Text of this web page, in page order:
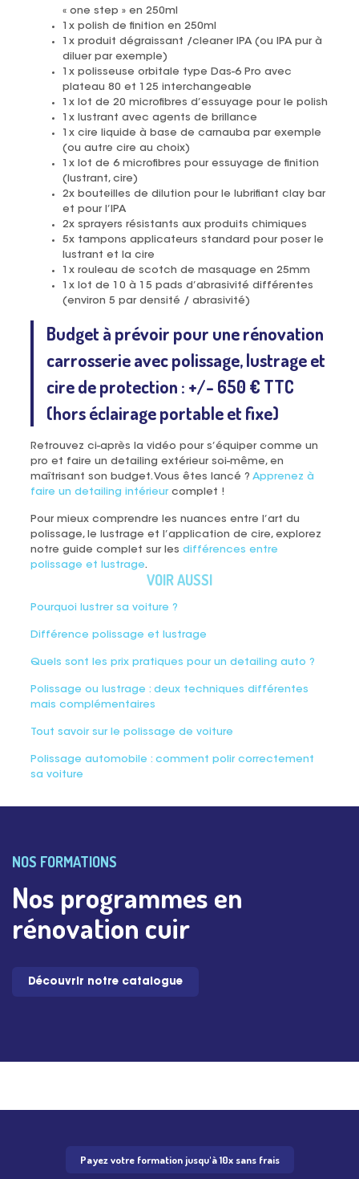
« one step » en 250ml
1x polish de finition en 250ml
1x produit dégraissant /cleaner IPA (ou IPA pur à
diluer par exemple)
1x polisseuse orbitale type Das-6 Pro avec
plateau 80 et 125 interchangeable
1x lot de 20 microfibres d’essuyage pour le polish
1x lustrant avec agents de brillance
1x cire liquide à base de carnauba par exemple
(ou autre cire au choix)
1x lot de 6 microfibres pour essuyage de finition
(lustrant, cire)
2x bouteilles de dilution pour le lubrifiant clay bar
et pour l’IPA
2x sprayers résistants aux produits chimiques
5x tampons applicateurs standard pour poser le
lustrant et la cire
1x rouleau de scotch de masquage en 25mm
1x lot de 10 à 15 pads d’abrasivité différentes
(environ 5 par densité / abrasivité)
Budget à prévoir pour une rénovation
carrosserie avec polissage, lustrage et
cire de protection : +/- 650 € TTC
(hors éclairage portable et fixe)
Retrouvez ci-après la vidéo pour s’équiper comme un
pro et faire un detailing extérieur soi-même, en
maîtrisant son budget. Vous êtes lancé ? Apprenez à
faire un detailing intérieurcomplet !
Pour mieux comprendre les nuances entre l’art du
polissage, le lustrage et l’application de cire, explorez
notre guide complet sur les différences entre
polissage et lustrage.
VOIR AUSSI
Pourquoi lustrer sa voiture ?
Différence polissage et lustrage
Quels sont les prix pratiques pour un detailing auto ?
Polissage ou lustrage : deux techniques différentes
mais complémentaires
Tout savoir sur le polissage de voiture
Polissage automobile : comment polir correctement
sa voiture
NOS FORMATIONS
Nos programmes en
rénovation cuir
Découvrir notre catalogue
Payez votre formation jusqu'à 10x sans frais